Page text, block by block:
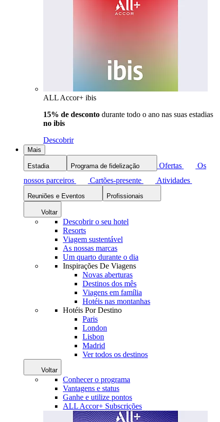
ALL Accor+ ibis
15% de desconto durante todo o ano nas suas estadias
no ibis
Descobrir
Mais
Estadia Programa de fidelização Ofertas
Os
nossos parceiros
Cartões-presente Atividades
Reuniões e Eventos Profissionais
Voltar
Descobrir o seu hotel
Resorts
Viagem sustentável
As nossas marcas
Um quarto durante o dia
Inspirações De Viagens
Novas aberturas
Destinos dos mês
Viagens em família
Hotéis nas montanhas
Hotéis Por Destino
Paris
London
Lisbon
Madrid
Ver todos os destinos
Voltar
Conhecer o programa
Vantagens e status
Ganhe e utilize pontos
ALL Accor+ Subscrições